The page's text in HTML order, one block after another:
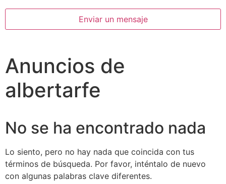
Enviar un mensaje
Anuncios de
albertarfe
No se ha encontrado nada
Lo siento, pero no hay nada que coincida con tus
términos de búsqueda. Por favor, inténtalo de nuevo
con algunas palabras clave diferentes.
Necesarias
Estas
cookies no
son
necesarias
para que
web.